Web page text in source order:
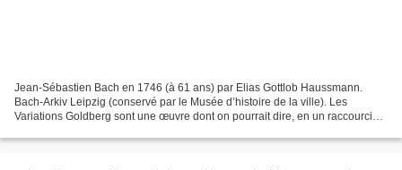
Jean-Sébastien Bach en 1746 (à 61 ans) par Elias Gottlob Haussmann.
Bach-Arkiv Leipzig (conservé par le Musée d’histoire de la ville). Les
Variations Goldberg sont une œuvre dont on pourrait dire, en un raccourci